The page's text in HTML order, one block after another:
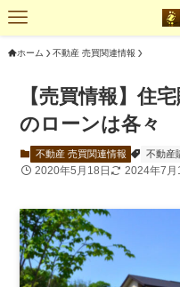
ホーム 不動産 売買関連情報
【売買情報】住
のローンは各々
不動産 売買関連情報 不動産
2020年5月18日 2024年7月